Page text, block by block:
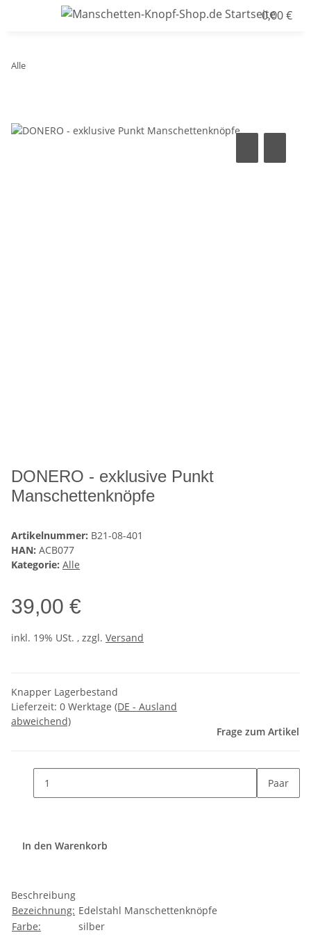
0,00 €
Alle
DONERO - exklusive Punkt
Manschettenknöpfe
Artikelnummer: B21-08-401
HAN: ACB077
Kategorie: Alle
39,00 €
inkl. 19% USt. , zzgl. Versand
Knapper Lagerbestand
Lieferzeit: 0 Werktage (DE - Ausland
abweichend)
Frage zum Artikel
Paar
In den Warenkorb
Beschreibung
Bezeichnung: Edelstahl Manschettenknöpfe
Farbe:
silber